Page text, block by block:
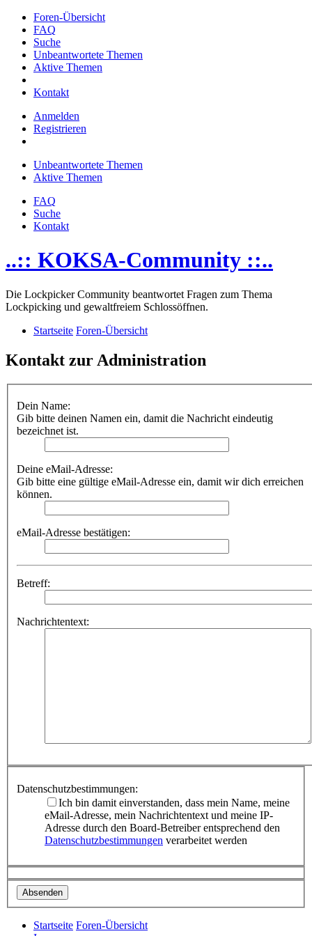
Foren-Übersicht
FAQ
Suche
Unbeantwortete Themen
Aktive Themen
Kontakt
Anmelden
Registrieren
Unbeantwortete Themen
Aktive Themen
FAQ
Suche
Kontakt
..:: KOKSA-Community ::..
Die Lockpicker Community beantwortet Fragen zum Thema
Lockpicking und gewaltfreiem Schlossöffnen.
Startseite Foren-Übersicht
Kontakt zur Administration
Dein Name:
Gib bitte deinen Namen ein, damit die Nachricht eindeutig
bezeichnet ist.
Deine eMail-Adresse:
Gib bitte eine gültige eMail-Adresse ein, damit wir dich erreichen
können.
eMail-Adresse bestätigen:
Betreff:
Nachrichtentext:
Datenschutzbestimmungen:
Ich bin damit einverstanden, dass mein Name, meine
eMail-Adresse, mein Nachrichtentext und meine IP-
Adresse durch den Board-Betreiber entsprechend den
Datenschutzbestimmungen verarbeitet werden
Startseite Foren-Übersicht